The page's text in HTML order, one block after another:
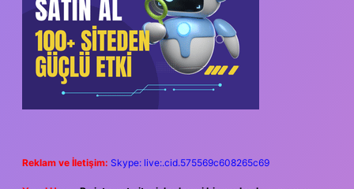
Reklam ve İletişim: Skype: live:.cid.575569c608265c69